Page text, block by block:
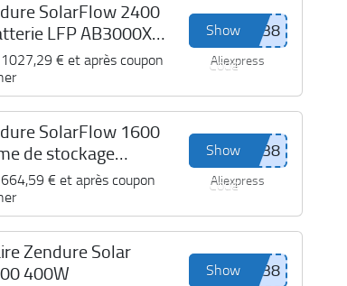
SolarFlow 2400
LFP AB3000X
1027,29 € et après coupon
Show
Code
Aliexpress
SolarFlow 1600
de stockage
Plug & Play
664,59 € et après coupon
Show
Code
Aliexpress
Zendure Solar
400W
Show